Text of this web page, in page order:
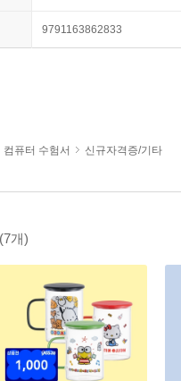
9791163862833
컴퓨터 수험서 신규자격증/기타
(7개)